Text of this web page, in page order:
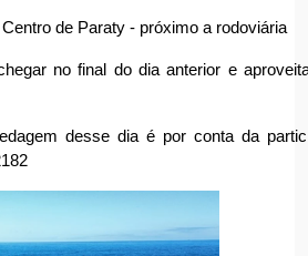
Centro de Paraty - próximo a rodoviária
no final do dia anterior e
desse dia é por conta da